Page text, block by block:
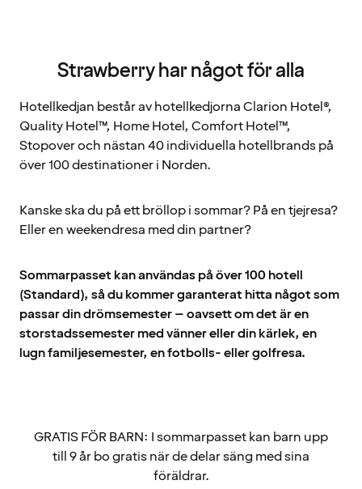
Strawberry har något för alla
Hotellkedjan består av hotellkedjorna Clarion Hotel®,
Quality Hotel™, Home Hotel, Comfort Hotel™,
Stopover och nästan 40 individuella hotellbrands på
över 100 destinationer i Norden.
Kanske ska du på ett bröllop i sommar? På en tjejresa?
Eller en weekendresa med din partner?
Sommarpasset kan användas på över 100 hotell
(Standard), så du kommer garanterat hitta något som
passar din drömsemester – oavsett om det är en
storstadssemester med vänner eller din kärlek, en
lugn familjesemester, en fotbolls- eller golfresa.
GRATIS FÖR BARN: I sommarpasset kan barn upp
till 9 år bo gratis när de delar säng med sina
föräldrar.